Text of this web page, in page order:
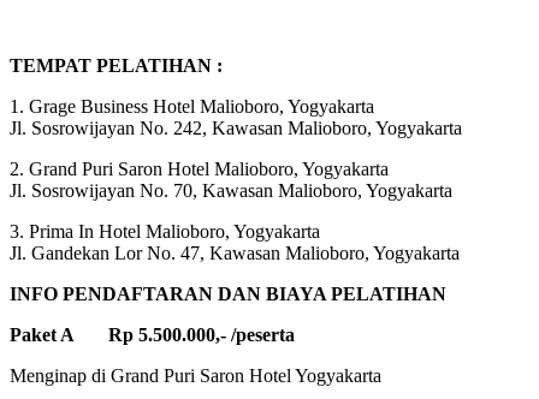
TEMPAT PELATIHAN :
1. Grage Business Hotel Malioboro, Yogyakarta
Jl. Sosrowijayan No. 242, Kawasan Malioboro, Yogyakarta
2. Grand Puri Saron Hotel Malioboro, Yogyakarta
Jl. Sosrowijayan No. 70, Kawasan Malioboro, Yogyakarta
3. Prima In Hotel Malioboro, Yogyakarta
Jl. Gandekan Lor No. 47, Kawasan Malioboro, Yogyakarta
INFO PENDAFTARAN DAN BIAYA PELATIHAN
Paket A Rp 5.500.000,- /peserta
Menginap di Grand Puri Saron Hotel Yogyakarta